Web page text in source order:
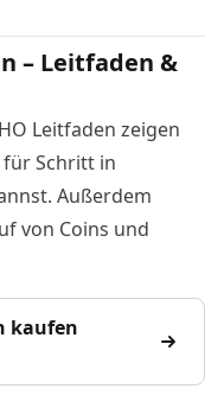
– Leitfaden &
Leitfaden zeigen
Schritt in
Außerdem
von Coins und
kaufen